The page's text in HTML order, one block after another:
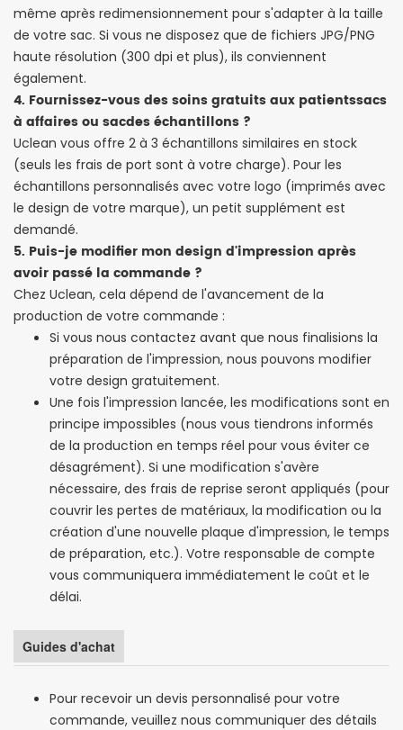
même après redimensionnement pour s'adapter à la taille
de votre sac. Si vous ne disposez que de fichiers JPG/PNG
haute résolution (300 dpi et plus), ils conviennent
également.
4. Fournissez-vous des soins gratuits aux patientssacs
à affairesou sacdes échantillons ?
Uclean vous offre 2 à 3 échantillons similaires en stock
(seuls les frais de port sont à votre charge). Pour les
échantillons personnalisés avec votre logo (imprimés avec
le design de votre marque), un petit supplément est
demandé.
5. Puis-je modifier mon design d'impression après
avoir passé la commande ?
Chez Uclean, cela dépend de l'avancement de la
production de votre commande :
Si vous nous contactez avant que nous finalisions la
préparation de l'impression, nous pouvons modifier
votre design gratuitement.
Une fois l'impression lancée, les modifications sont en
principe impossibles (nous vous tiendrons informés
de la production en temps réel pour vous éviter ce
désagrément). Si une modification s'avère
nécessaire, des frais de reprise seront appliqués (pour
couvrir les pertes de matériaux, la modification ou la
création d'une nouvelle plaque d'impression, le temps
de préparation, etc.). Votre responsable de compte
vous communiquera immédiatement le coût et le
délai.
Guides d'achat
Pour recevoir un devis personnalisé pour votre
commande, veuillez nous communiquer des détails